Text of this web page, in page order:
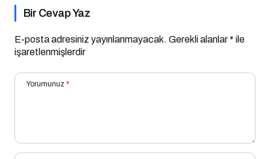
Bir Cevap Yaz
E-posta adresiniz yayınlanmayacak. Gerekli alanlar* ile
işaretlenmişlerdir
Yorumunuz *